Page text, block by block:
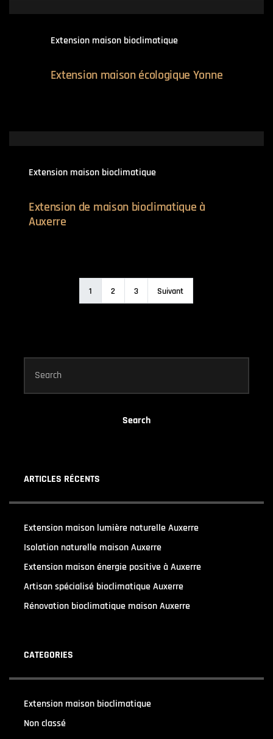
Extension maison bioclimatique
Extension maison écologique Yonne
Extension maison bioclimatique
Extension de maison bioclimatique à
Auxerre
1 2 3 Suivant
Search
ARTICLES RÉCENTS
Extension maison lumière naturelle Auxerre
Isolation naturelle maison Auxerre
Extension maison énergie positive à Auxerre
Artisan spécialisé bioclimatique Auxerre
Rénovation bioclimatique maison Auxerre
CATEGORIES
Extension maison bioclimatique
Non classé